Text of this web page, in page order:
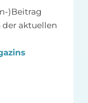
)Beitrag
der aktuellen